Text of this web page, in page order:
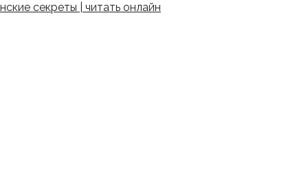
секреты | читать онлайн